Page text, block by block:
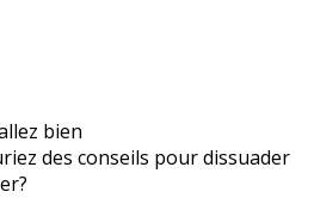
bien
des conseils pour dissuader